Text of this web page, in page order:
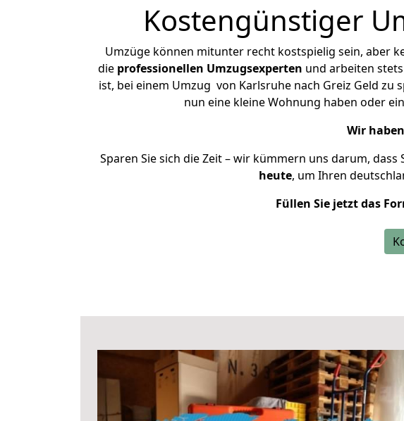
Kostengünstiger
Umzüge können mitunter recht kostspielig sein, aber
die professionellen Umzugsexperten und arbeiten
ist, bei einem Umzug von Karlsruhe nach Greiz Geld zu
nun eine kleine Wohnung haben oder
Wir
Sparen Sie sich die Zeit – wir kümmern uns darum,
heute, um Ihren
Füllen Sie jetzt das